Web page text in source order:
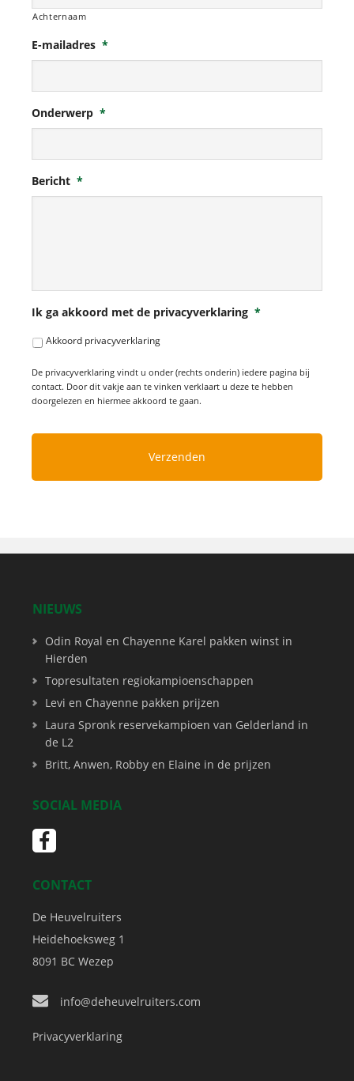
Achternaam
E-mailadres *
Onderwerp *
Bericht *
Ik ga akkoord met de privacyverklaring *
Akkoord privacyverklaring
De privacyverklaring vindt u onder (rechts onderin) iedere pagina bij
contact. Door dit vakje aan te vinken verklaart u deze te hebben
doorgelezen en hiermee akkoord te gaan.
NIEUWS
Odin Royal en Chayenne Karel pakken winst in
Hierden
Topresultaten regiokampioenschappen
Levi en Chayenne pakken prijzen
Laura Spronk reservekampioen van Gelderland in
de L2
Britt, Anwen, Robby en Elaine in de prijzen
SOCIAL MEDIA
CONTACT
De Heuvelruiters
Heidehoeksweg 1
8091 BC Wezep
info@deheuvelruiters.com
Privacyverklaring